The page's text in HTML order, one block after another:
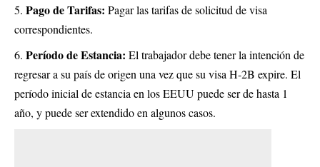
Pago de Tarifas: Pagar las tarifas de solicitud de visa
correspondientes.
Período de Estancia: El trabajador debe tener la intención de
regresar a su país de origen una vez que su visa H-2B expire. El
período inicial de estancia en los EEUU puede ser de hasta 1
año, y puede ser extendido en algunos casos.